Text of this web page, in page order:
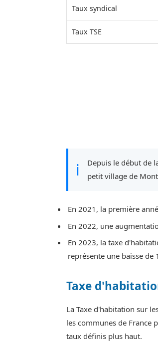
Taux syndical
Taux TSE
ℹ
Depuis le début de
petit village de
En 2021, la première
En 2022, une
En 2023, la taxe
représente une baisse
Taxe
La Taxe d'habitation sur
les communes de France
taux définis plus haut.